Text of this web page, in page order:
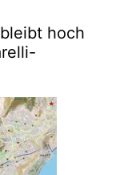
hoch